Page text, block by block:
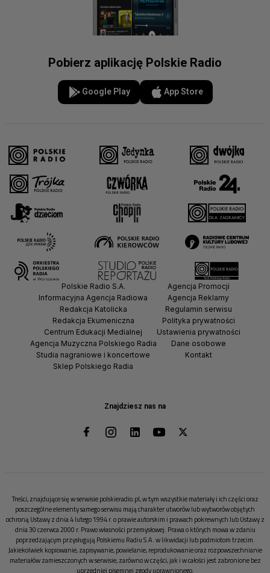
Pobierz aplikację Polskie Radio
Google Play App Store
Znajdziesz nas na
Polskie Radio S.A.
Informacyjna Agencja Radiowa
Redakcja Katolicka
Redakcja Ekumeniczna
Centrum Edukacji Medialnej
Agencja Muzyczna Polskiego Radia
Studia nagraniowe i koncertowe
Sklep Polskiego Radia
Agencja Promocji
Agencja Reklamy
Regulamin serwisu
Polityka prywatności
Ustawienia prywatności
Dane osobowe
Kontakt
Treści, znajdujące się w serwisie polskieradio.pl, w tym wszystkie materiały i ich części oraz
poszczególne elementy samego serwisu mają charakter utworów lub wytworów objętych
ochroną Ustawy z dnia 4 lutego 1994 r. o prawie autorskim i prawach pokrewnych lub Ustawy z
dnia 30 czerwca 2000 r. Prawo własności przemysłowej. Prawa o których mowa w zdaniu
poprzedzającym przysługują Polskiemu Radiu S.A. w likwidacji lub podmiotom trzecim.
Jakiekolwiek kopiowanie, zapisywanie, powielanie, reprodukowanie oraz rozpowszechnianie
materiałów zamieszczonych w serwisie, zarówno w części, jak i w całości jest zabronione bez
uprzedniej pisemnej zgody uprawnionego.